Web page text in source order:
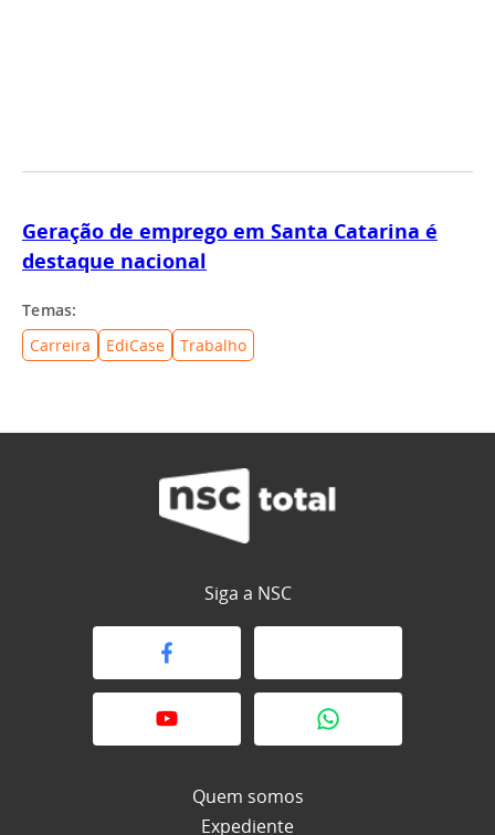
Geração de emprego em Santa Catarina é
destaque nacional
Temas:
Carreira
EdiCase Trabalho
Siga a NSC
Quem somos
Expediente